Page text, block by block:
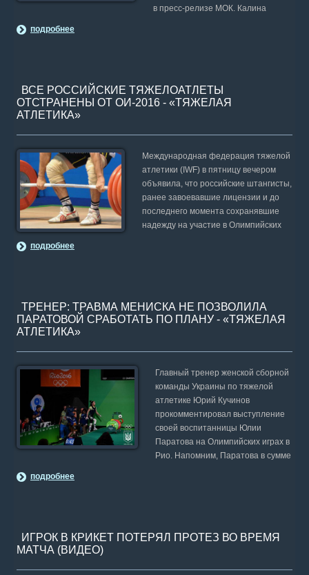
в пресс-релизе МОК. Калина
подробнее
ВСЕ РОССИЙСКИЕ ТЯЖЕЛОАТЛЕТЫ
ОТСТРАНЕНЫ ОТ ОИ-2016 - «ТЯЖЕЛАЯ
АТЛЕТИКА»
Международная федерация тяжелой
атлетики (IWF) в пятницу вечером
объявила, что российские штангисты,
ранее завоевавшие лицензии и до
последнего момента сохранявшие
надежду на участие в Олимпийских
подробнее
ТРЕНЕР: ТРАВМА МЕНИСКА НЕ ПОЗВОЛИЛА
ПАРАТОВОЙ СРАБОТАТЬ ПО ПЛАНУ - «ТЯЖЕЛАЯ
АТЛЕТИКА»
Главный тренер женской сборной
команды Украины по тяжелой
атлетике Юрий Кучинов
прокомментировал выступление
своей воспитанницы Юлии
Паратова на Олимпийских играх в
Рио. Напомним, Паратова в сумме
подробнее
ИГРОК В КРИКЕТ ПОТЕРЯЛ ПРОТЕЗ ВО ВРЕМЯ
МАТЧА (ВИДЕО)